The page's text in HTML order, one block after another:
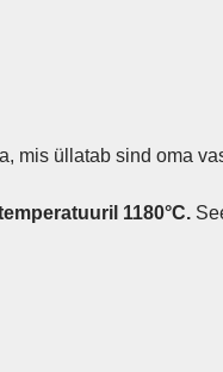
mis üllatab sind oma
1180°C.